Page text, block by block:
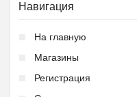
Навигация
На главную
Магазины
Регистрация